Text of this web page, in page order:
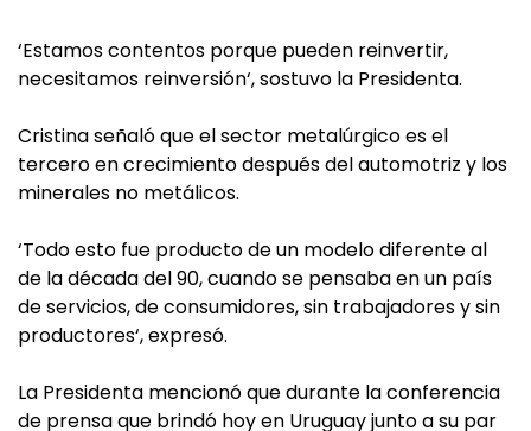
‘Estamos contentos porque pueden reinvertir,
necesitamos reinversión‘, sostuvo la Presidenta.
Cristina señaló que el sector metalúrgico es el
tercero en crecimiento después del automotriz y los
minerales no metálicos.
‘Todo esto fue producto de un modelo diferente al
de la década del 90, cuando se pensaba en un país
de servicios, de consumidores, sin trabajadores y sin
productores‘, expresó.
La Presidenta mencionó que durante la conferencia
de prensa que brindó hoy en Uruguay junto a su par